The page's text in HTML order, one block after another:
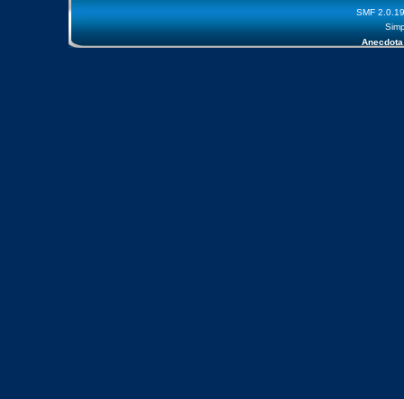
SMF 2.0.19
Anecdota